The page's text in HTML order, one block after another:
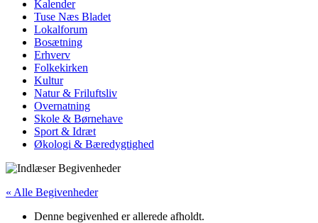
Kalender
Tuse Næs Bladet
Lokalforum
Bosætning
Erhverv
Folkekirken
Kultur
Natur & Friluftsliv
Overnatning
Skole & Børnehave
Sport & Idræt
Økologi & Bæredygtighed
« Alle Begivenheder
Denne begivenhed er allerede afholdt.